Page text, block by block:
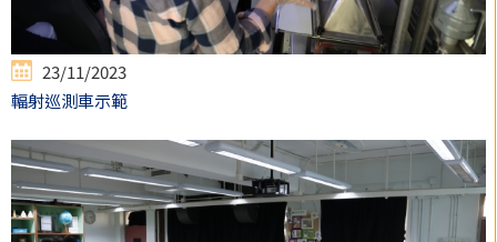
23/11/2023
輻射巡測車示範